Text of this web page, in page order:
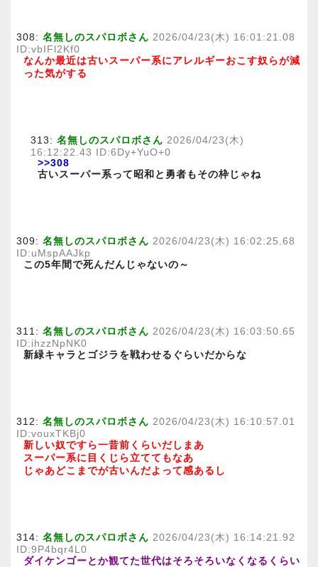
308: 名無しのスパロボさん 2026/04/23(木) 16:01:21.08
ID:vbIFl2Kf0
なんか最近は古いスーパー系にアレルギーおこす奴らが減
った気がする
313: 名無しのスパロボさん 2026/04/23(木)
16:12:22.43 ID:6Dy+YuO+0
>>308
古いスーパー系って昭和と勇者もその枠じゃね
309: 名無しのスパロボさん 2026/04/23(木) 16:02:25.68
ID:uMspAAJkp
この5年間で死んだんじゃないの～
311: 名無しのスパロボさん 2026/04/23(木) 16:03:50.65
ID:ihzzNpNK0
新緑キャラとゴジラを戦わせるぐらいだからな
312: 名無しのスパロボさん 2026/04/23(木) 16:10:57.01
ID:vouxTKBj0
新しい奴ですら一昔前くらいだしまあ
スーパー系に目くじら立ててもなあ
じゃあどこまでが古いんだよって感あるし
314: 名無しのスパロボさん 2026/04/23(木) 16:14:21.92
ID:9P4bqr4L0
ダイケンゴーとか観てた世代はそろそろいなくなるくらい